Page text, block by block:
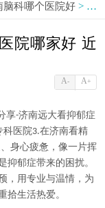
脑科哪个医院好 > 医
院哪家好 近
A- A+
享-济南远大看抑郁症
科医院3.在济南看精
身心疲惫，像一片挥
抑郁症带来的困扰。
，用专业与温情，为
拾生活热爱。